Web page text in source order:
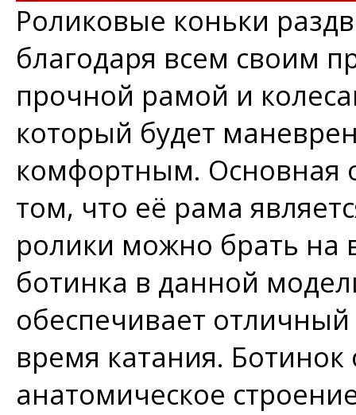
Роликовые коньки
благодаря всем своим
прочной рамой и
который будет
комфортным. Основная
том, что её рама
ролики можно брать на
ботинка в данной
обеспечивает
время катания.
анатомическое